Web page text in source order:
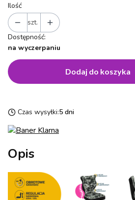
Ilość
szt.
Dostępność:
na wyczerpaniu
Dodaj do koszyka
Czas wysyłki:5 dni
Opis